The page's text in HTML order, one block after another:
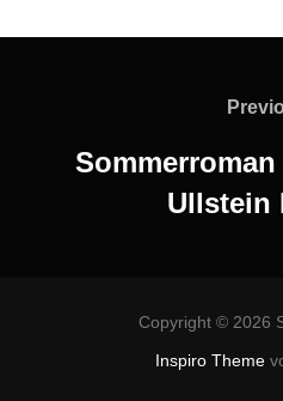
Ullstein
Copyright © 2026
Inspiro Theme